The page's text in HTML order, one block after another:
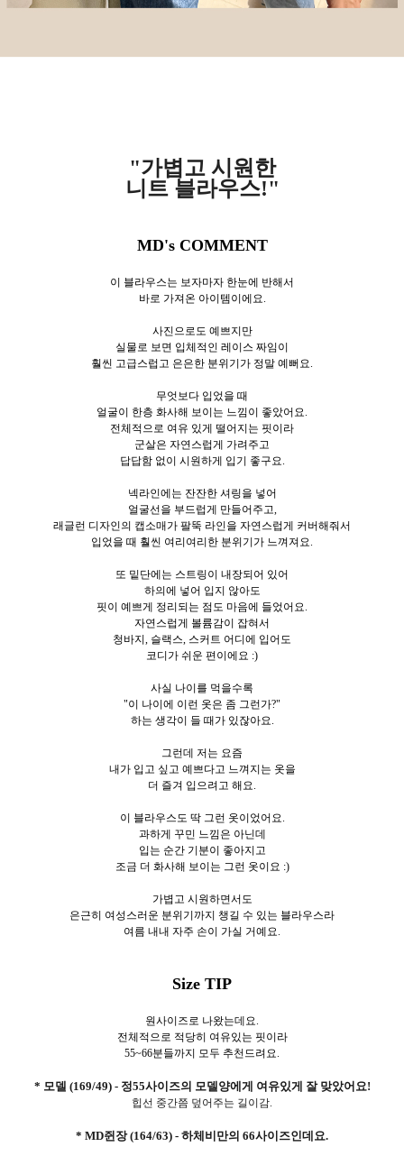
"가볍고 시원한
니트 블라우스!"
MD's COMMENT
이 블라우스는 보자마자 한눈에 반해서
바로 가져온 아이템이에요.
사진으로도 예쁘지만
실물로 보면 입체적인 레이스 짜임이
훨씬 고급스럽고 은은한 분위기가 정말 예뻐요.
무엇보다 입었을 때
얼굴이 한층 화사해 보이는 느낌이 좋았어요.
전체적으로 여유 있게 떨어지는 핏이라
군살은 자연스럽게 가려주고
답답함 없이 시원하게 입기 좋구요.
넥라인에는 잔잔한 셔링을 넣어
얼굴선을 부드럽게 만들어주고,
래글런 디자인의 캡소매가 팔뚝 라인을 자연스럽게 커버해줘서
입었을 때 훨씬 여리여리한 분위기가 느껴져요.
또 밑단에는 스트링이 내장되어 있어
하의에 넣어 입지 않아도
핏이 예쁘게 정리되는 점도 마음에 들었어요.
자연스럽게 볼륨감이 잡혀서
청바지, 슬랙스, 스커트 어디에 입어도
코디가 쉬운 편이에요 :)
사실 나이를 먹을수록
"이 나이에 이런 옷은 좀 그런가?"
하는 생각이 들 때가 있잖아요.
그런데 저는 요즘
내가 입고 싶고 예쁘다고 느껴지는 옷을
더 즐겨 입으려고 해요.
이 블라우스도 딱 그런 옷이었어요.
과하게 꾸민 느낌은 아닌데
입는 순간 기분이 좋아지고
조금 더 화사해 보이는 그런 옷이요 :)
가볍고 시원하면서도
은근히 여성스러운 분위기까지 챙길 수 있는 블라우스라
여름 내내 자주 손이 가실 거예요.
Size TIP
원사이즈로 나왔는데요.
전체적으로 적당히 여유있는 핏이라
55~66분들까지 모두 추천드려요.
* 모델 (169/49) - 정55사이즈의 모델양에게 여유있게 잘 맞았어요!
힙선 중간쯤 덮어주는 길이감.
* MD쥔장 (164/63) - 하체비만의 66사이즈인데요.